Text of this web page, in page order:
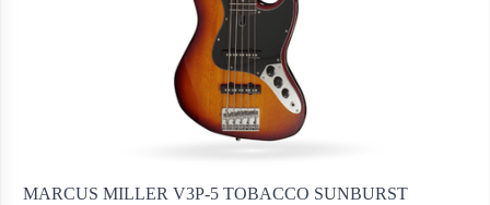
MARCUS MILLER V3P-5 TOBACCO SUNBURST